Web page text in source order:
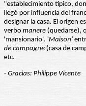
"establecimiento típico,
llegó por influencia del
designar la casa. El origen
verbo manere (quedarse),
'mansionario'. 'Maison'
de campagne (casa de
etc.
- Gracias: Philippe Vicente